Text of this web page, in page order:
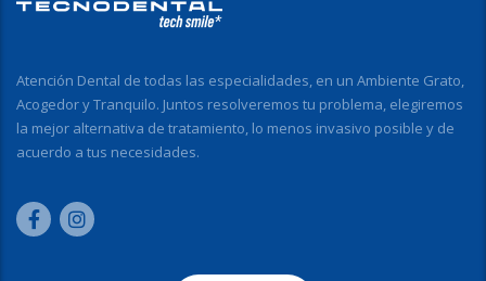
Atención Dental de todas las especialidades, en un Ambiente Grato,
Acogedor y Tranquilo. Juntos resolveremos tu problema, elegiremos
la mejor alternativa de tratamiento, lo menos invasivo posible y de
acuerdo a tus necesidades.